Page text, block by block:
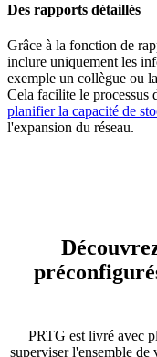
Des rapports détaillés
Grâce à la fonction de
inclure uniquement les
exemple un collègue ou
Cela facilite le processus
planifier la capacité de
l'expansion du réseau.
PRTG est livré avec
superviser l'ensemble de